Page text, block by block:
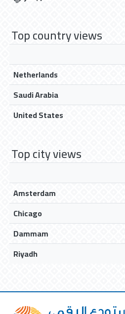
Top country views
Netherlands
Saudi Arabia
United States
Top city views
Amsterdam
Chicago
Dammam
Riyadh